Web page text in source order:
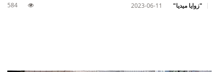
"زوايا ميديا" 2023-06-11
584